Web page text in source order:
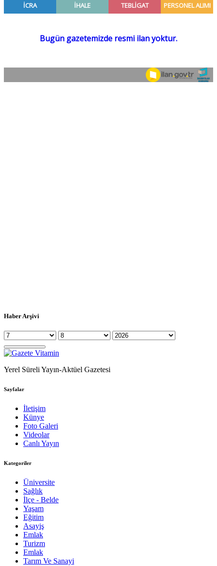
Haber Arşivi
Yerel Süreli Yayın-Aktüel Gazetesi
Sayfalar
İletişim
Künye
Foto Galeri
Videolar
Canlı Yayın
Kategoriler
Üniversite
Sağlık
İlçe - Belde
Yaşam
Eğitim
Asayiş
Emlak
Turizm
Emlak
Tarım Ve Sanayi